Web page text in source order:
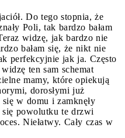
Do tego stopnia, że
Poli, tak bardzo bałam
widzę, jak bardzo nie
bałam się, że nikt nie
perfekcyjnie jak ja. Często
ten sam schemat
mamy, które opiekują
dorosłymi już
w domu i zamknęły
się powolutku te drzwi
Niełatwy. Cały czas w